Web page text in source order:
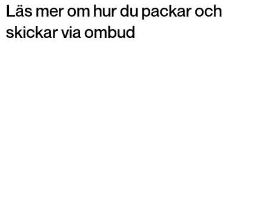
Läs mer om hur du packar och
skickar via ombud